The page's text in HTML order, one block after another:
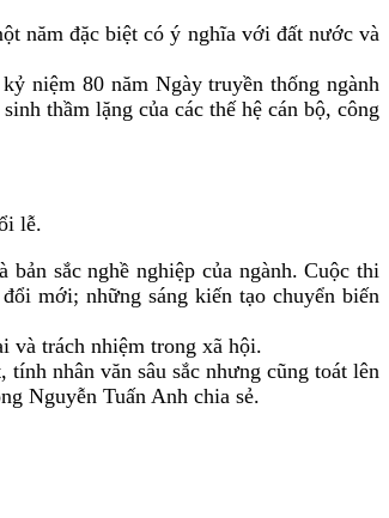
năm đặc biệt có ý nghĩa với đất nước và
niệm 80 năm Ngày truyền thống ngành
thầm lặng của các thế hệ cán bộ, công
lễ.
sắc nghề nghiệp của ngành. Cuộc thi
mới; những sáng kiến tạo chuyển biến
và trách nhiệm trong xã hội.
nhân văn sâu sắc nhưng cũng toát lên
Nguyễn Tuấn Anh chia sẻ.